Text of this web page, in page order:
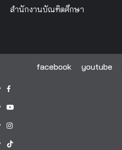
สำนักงานบัณฑิตศึกษา
facebook youtube
facebook
youtube
instagram
tiktok